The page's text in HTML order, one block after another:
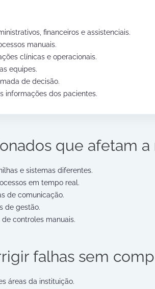
financeiros e assistenciais.
manuais.
clínicas e operacionais.
equipes.
de decisão.
informações dos pacientes.
que afetam
e sistemas diferentes.
em tempo real.
de comunicação.
de gestão.
controles manuais.
falhas sem
áreas da instituição.